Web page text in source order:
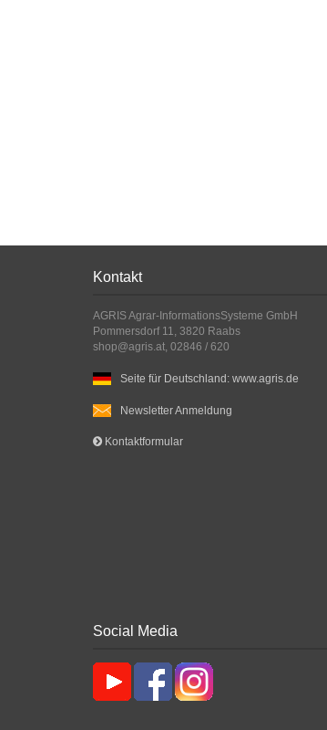
Kontakt
AGRIS Agrar-InformationsSysteme GmbH
Pommersdorf 11, 3820 Raabs
shop@agris.at, 02846 / 620
Seite für Deutschland: www.agris.de
Newsletter Anmeldung
Kontaktformular
Social Media